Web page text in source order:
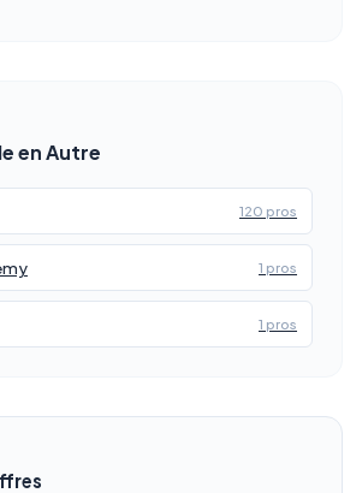
en Autre
120 pros
1 pros
1 pros